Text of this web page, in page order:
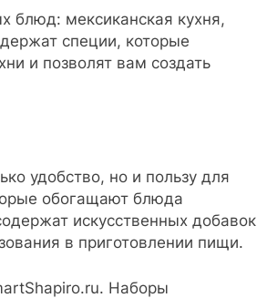
блюд: мексиканская кухня,
специи, которые
и позволят вам создать
удобство, но и пользу для
обогащают блюда
искусственных добавок
в приготовлении пищи.
Наборы